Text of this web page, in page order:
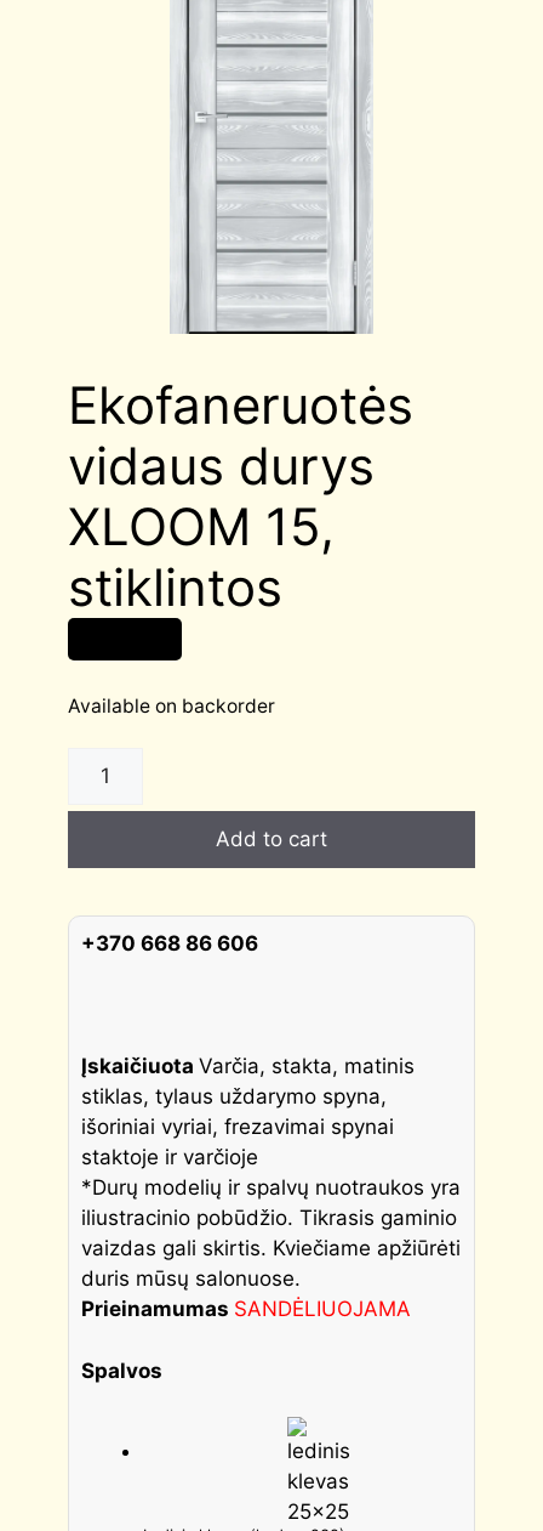
Ekofaneruotės
vidaus durys
XLOOM 15,
stiklintos
Available on backorder
Ekofaneruotės
stiklintos
quantity
Add to cart
+370 668 86 606
Įskaičiuota Varčia, stakta, matinis
stiklas, tylaus uždarymo spyna,
išoriniai vyriai, frezavimai spynai
staktoje ir varčioje
*Durų modelių ir spalvų nuotraukos yra
iliustracinio pobūdžio. Tikrasis gaminio
vaizdas gali skirtis. Kviečiame apžiūrėti
duris mūsų salonuose.
Prieinamumas SANDĖLIUOJAMA
Spalvos